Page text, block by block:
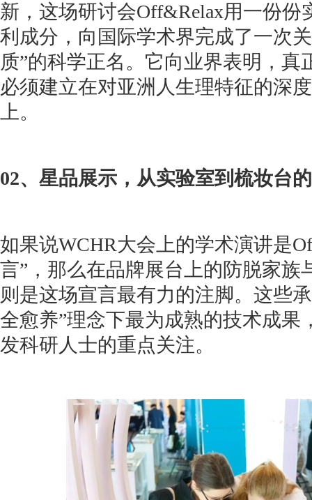
新，这场研讨会Off&Relax用一份份
利成分，向国际学术界完成了一次
质”的科学正名。它向业界表明，真
必须建立在对亚洲人生理特征的深
上。
02、星品展示，从实验室到梳妆台
如果说WCHR大会上的学术演讲是
言”，那么在品牌展台上的防脱家族
则是这场宣言最有力的注脚。这些
全愈养”理念下最为成熟的技术成果
发科研人士的重点关注。